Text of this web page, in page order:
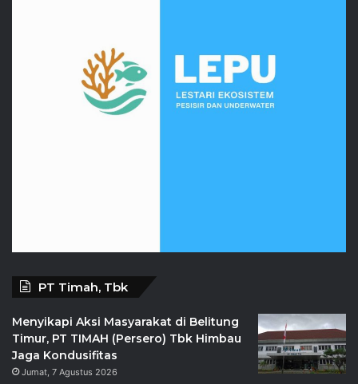
PT Timah, Tbk
Menyikapi Aksi Masyarakat di Belitung
Timur, PT TIMAH (Persero) Tbk Himbau
Jaga Kondusifitas
Jumat, 7 Agustus 2026